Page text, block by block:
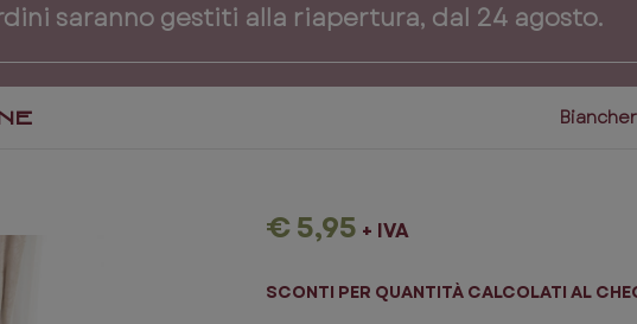
saranno gestiti alla riapertura, dal 24 agosto.
€ 5,95 + IVA
SCONTI PER QUANTITÀ CALCOLATI AL